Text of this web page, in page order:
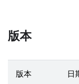
版本
版本 日